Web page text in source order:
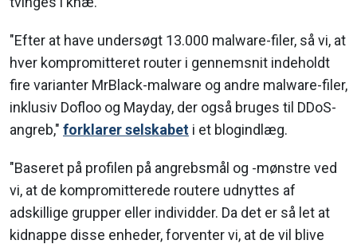
"Efter at have undersøgt 13.000 malware-filer, så vi, at
hver kompromitteret router i gennemsnit indeholdt
fire varianter MrBlack-malware og andre malware-filer,
inklusiv Dofloo og Mayday, der også bruges til DDoS-
angreb," forklarer selskabet i et blogindlæg.
"Baseret på profilen på angrebsmål og -mønstre ved
vi, at de kompromitterede routere udnyttes af
adskillige grupper eller individder. Da det er så let at
kidnappe disse enheder, forventer vi, at de vil blive